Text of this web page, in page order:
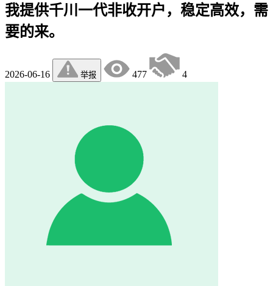
我提供千川一代非收开户，稳定高效，需
要的来。
2026-06-16 举报 477 4